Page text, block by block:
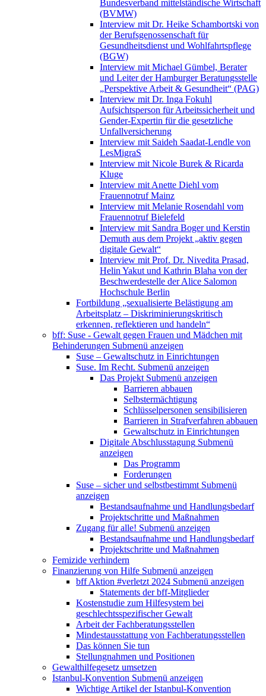
Bundesverband mittelständische Wirtschaft
(BVMW)
Interview mit Dr. Heike Schambortski von
der Berufsgenossenschaft für
Gesundheitsdienst und Wohlfahrtspflege
(BGW)
Interview mit Michael Gümbel, Berater
und Leiter der Hamburger Beratungsstelle
„Perspektive Arbeit & Gesundheit“ (PAG)
Interview mit Dr. Inga Fokuhl
Aufsichtsperson für Arbeitssicherheit und
Gender-Expertin für die gesetzliche
Unfallversicherung
Interview mit Saideh Saadat-Lendle von
LesMigraS
Interview mit Nicole Burek & Ricarda
Kluge
Interview mit Anette Diehl vom
Frauennotruf Mainz
Interview mit Melanie Rosendahl vom
Frauennotruf Bielefeld
Interview mit Sandra Boger und Kerstin
Demuth aus dem Projekt „aktiv gegen
digitale Gewalt“
Interview mit Prof. Dr. Nivedita Prasad,
Helin Yakut und Kathrin Blaha von der
Beschwerdestelle der Alice Salomon
Hochschule Berlin
Fortbildung „sexualisierte Belästigung am
Arbeitsplatz – Diskriminierungskritisch
erkennen, reflektieren und handeln“
bff: Suse - Gewalt gegen Frauen und Mädchen mit
Behinderungen Submenü anzeigen
Suse – Gewaltschutz in Einrichtungen
Suse. Im Recht. Submenü anzeigen
Das Projekt Submenü anzeigen
Barrieren abbauen
Selbstermächtigung
Schlüsselpersonen sensibilisieren
Barrieren in Strafverfahren abbauen
Gewaltschutz in Einrichtungen
Digitale Abschlusstagung Submenü
anzeigen
Das Programm
Forderungen
Suse – sicher und selbstbestimmt Submenü
anzeigen
Bestandsaufnahme und Handlungsbedarf
Projektschritte und Maßnahmen
Zugang für alle! Submenü anzeigen
Bestandsaufnahme und Handlungsbedarf
Projektschritte und Maßnahmen
Femizide verhindern
Finanzierung von Hilfe Submenü anzeigen
bff Aktion #verletzt 2024 Submenü anzeigen
Statements der bff-Mitglieder
Kostenstudie zum Hilfesystem bei
geschlechtsspezifischer Gewalt
Arbeit der Fachberatungsstellen
Mindestausstattung von Fachberatungsstellen
Das können Sie tun
Stellungnahmen und Positionen
Gewalthilfegesetz umsetzen
Istanbul-Konvention Submenü anzeigen
Wichtige Artikel der Istanbul-Konvention